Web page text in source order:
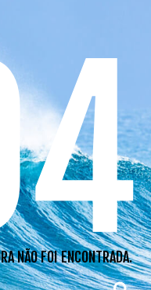
NÃO FOI ENCONTRADA.